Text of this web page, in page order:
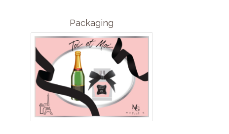
Packaging